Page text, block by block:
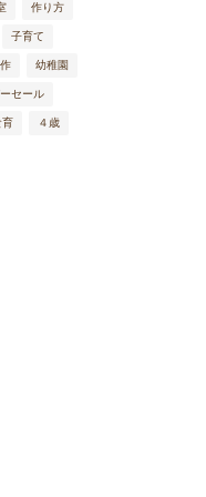
作り方
子育て
幼稚園
セール
育 ４歳